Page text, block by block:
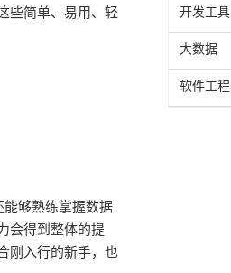
些简单、易用、轻
够熟练掌握数据
会得到整体的提
刚入行的新手，也
开发工具
大数据
软件工程